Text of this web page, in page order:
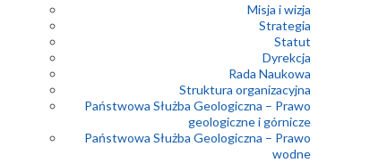
Misja i wizja
Strategia
Statut
Dyrekcja
Rada Naukowa
Struktura organizacyjna
Państwowa Służba Geologiczna – Prawo
geologiczne i górnicze
Państwowa Służba Geologiczna – Prawo
wodne